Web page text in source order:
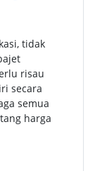
tidak
risau
secara
semua
harga